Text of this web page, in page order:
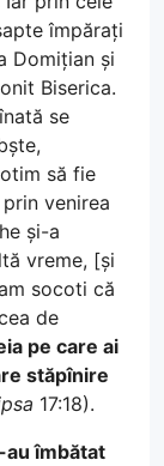
împărați
Domițian și
Biserica.
se
să fie
venirea
și-a
vreme, [și
socoti că
de
pe care ai
stăpînire
17:18).
au îmbătat